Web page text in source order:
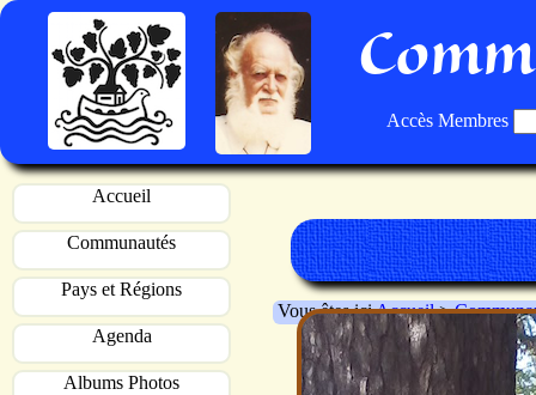
Accès Membres
Accueil
Communautés
Pays et Régions
Agenda
Albums Photos
Vous êtes iciAccueil>